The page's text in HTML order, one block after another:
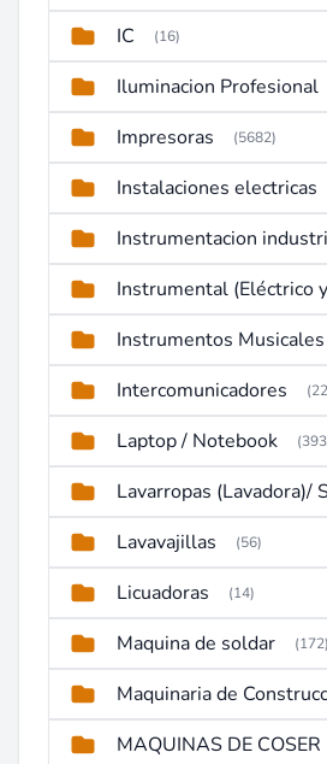
IC (16)
Iluminacion Profesional
Impresoras (5682)
Instalaciones electricas
Instrumentacion
Instrumentos Musicales
Intercomunicadores
Laptop / Notebook
Lavarropas (Lavadora)/
Lavavajillas (56)
Licuadoras (14)
Maquina de soldar (172)
MAQUINAS DE COSER